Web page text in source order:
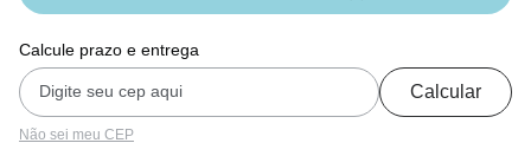
Calcule prazo e entrega
Calcular
Não sei meu CEP